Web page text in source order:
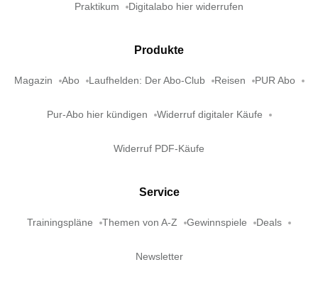
Praktikum Digitalabo hier widerrufen
Produkte
Magazin Abo Laufhelden: Der Abo-Club Reisen PUR Abo
Pur-Abo hier kündigen Widerruf digitaler Käufe
Widerruf PDF-Käufe
Service
Trainingspläne Themen von A-Z Gewinnspiele Deals
Newsletter